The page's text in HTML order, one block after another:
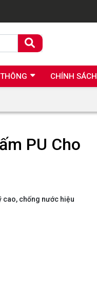
CHÍNH SÁCH
PU Cho
cao, chống nước hiệu